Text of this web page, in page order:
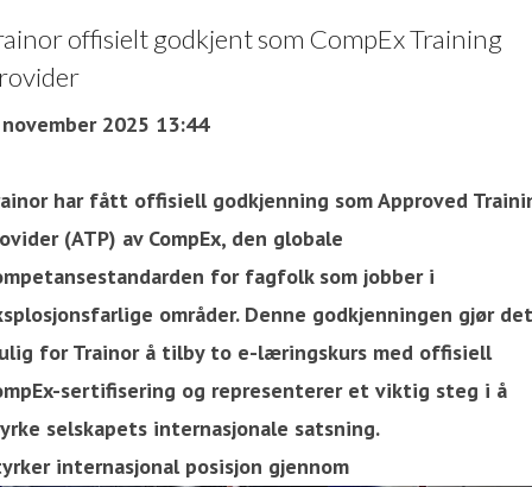
offisielt godkjent som CompEx Training
2025 13:44
har fått offisiell godkjenning som Approved
(ATP) av CompEx, den globale
for fagfolk som jobber i
områder. Denne godkjenningen gjør det
for Trainor å tilby to e-læringskurs med offisiell
sertifisering og representerer et viktig steg i å
selskapets internasjonale satsning.
internasjonal posisjon gjennom